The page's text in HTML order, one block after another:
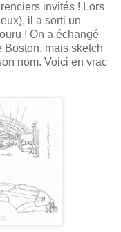
invités ! Lors
il a sorti un
! On a échangé
Boston, mais sketch
nom. Voici en vrac